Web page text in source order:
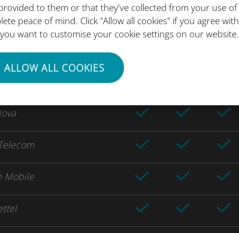
to them or that they've collected from your use of
peace of mind. Click "Allow all cookies" if you agree with
want to customise your cookie settings on our website.
ALLOW ALL COOKIES
Mobile